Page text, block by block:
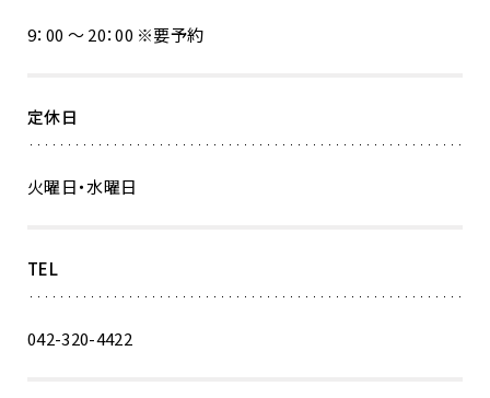
9：00 ～ 20：00 ※要予約
定休日
火曜日・水曜日
TEL
042-320-4422